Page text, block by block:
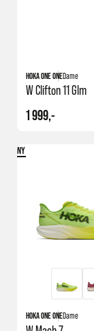
HOKA ONE ONEDame
W Clifton 11 Glm
1 999,-
NY
HOKA ONE ONEDame